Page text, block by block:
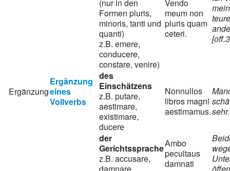
Ergänzung
Ergänzung
eines
Vollverbs
(nur in den
Formen pluris,
minoris, tanti und
quanti)
z.B. emere,
conducere,
constare, venire)
Vendo
meum non
pluris quam
ceteri.
des
Einschätzens
z.B. putare,
aestimare,
existimare,
ducere
Nonnullos
libros magni
aestimamus.sehr.
der
Gerichtssprache
z.B. accusare,
damnare,
Ambo
pecultaus
damnati